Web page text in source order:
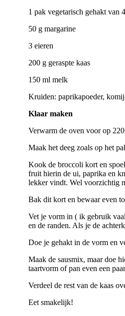
1 pak vegetarisch gehakt van
50 g margarine
3 eieren
200 g geraspte kaas
150 ml melk
Kruiden: paprikapoeder,
Klaar maken
Verwarm de oven voor op
Maak het deeg zoals op het
Kook de broccoli kort en
fruit hierin de ui, paprika en
lekker vindt. Wel voorzichtig
Bak dit kort en bewaar even
Vet je vorm in ( ik gebruik
en de randen. Als je de
Doe je gehakt in de vorm en
Maak de sausmix, maar doe
taartvorm of pan even een
Verdeel de rest van de kaas
Eet smakelijk!